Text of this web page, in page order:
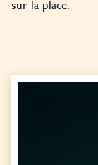
sur la place.